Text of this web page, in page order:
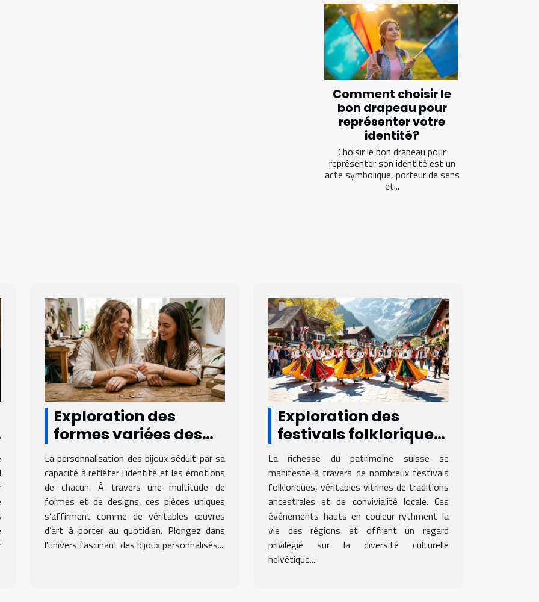
Comment choisir le
bon drapeau pour
représenter votre
identité?
Choisir le bon drapeau pour
représenter son identité est un
acte symbolique, porteur de sens
et...
Exploration des
formes variées des
bijoux personnalisés
La personnalisation des bijoux séduit par sa
capacité à refléter l’identité et les émotions
de chacun. À travers une multitude de
formes et de designs, ces pièces uniques
s’affirment comme de véritables œuvres
d’art à porter au quotidien. Plongez dans
l'univers fascinant des bijoux personnalisés...
Exploration des
festivals folkloriques
suisses et leur
influence sur la
culture locale
La richesse du patrimoine suisse se
manifeste à travers de nombreux festivals
folkloriques, véritables vitrines de traditions
ancestrales et de convivialité locale. Ces
événements hauts en couleur rythment la
vie des régions et offrent un regard
privilégié sur la diversité culturelle
helvétique....